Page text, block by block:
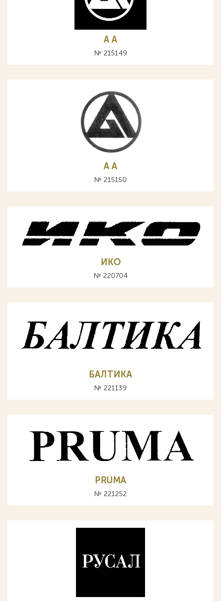
A А
№ 215149
A А
№ 215150
ИКО
№ 220704
БАЛТИКА
№ 221139
PRUMA
№ 221252